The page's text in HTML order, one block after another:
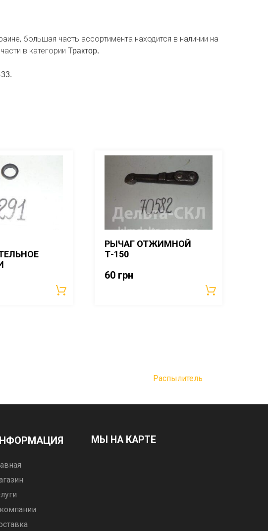
большая часть ассортимента находится в наличии на
в категории Трактор.
РЫЧАГ ОТЖИМНОЙ
Т-150
60 грн
Распылитель
МЫ НА КАРТЕ